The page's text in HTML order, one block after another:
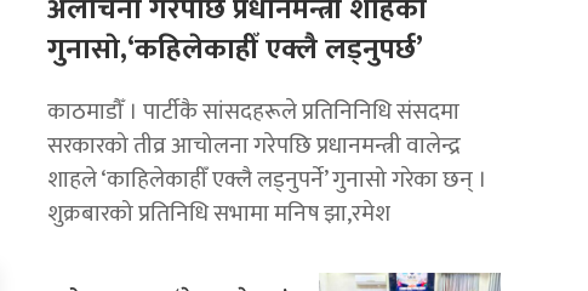
गुनासाे,‘कहिलेकाहीँ एक्लै लड्नुपर्छ’
काठमाडौँ । पार्टीकै सांसदहरूले प्रतिनिनिधि संसदमा
सरकारको तीव्र आचोलना गरेपछि प्रधानमन्त्री वालेन्द्र
शाहले ‘काहिलेकाहीँ एक्लै लड्नुपर्ने’ गुनासो गरेका छन् ।
शुक्रबारको प्रतिनिधि सभामा मनिष झा,रमेश